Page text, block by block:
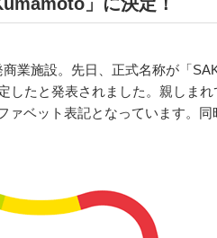
業施設。先日、正式名称が「
したと発表されました。親しまれ
ァベット表記となっています。